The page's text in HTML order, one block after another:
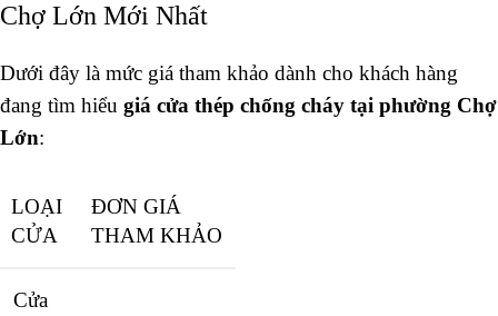
Chợ Lớn Mới Nhất
Dưới đây là mức giá tham khảo dành cho khách hàng
đang tìm hiểu giá cửa thép chống cháy tại phường Chợ
Lớn:
LOẠI
CỬA
ĐƠN GIÁ
THAM KHẢO
Cửa